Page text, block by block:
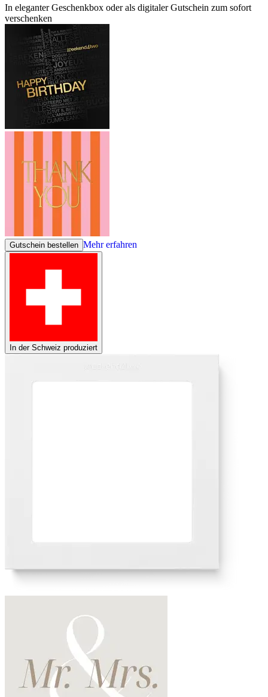
In eleganter Geschenkbox oder als digitaler Gutschein zum sofort
verschenken
Gutschein bestellen Mehr erfahren
In der Schweiz produziert